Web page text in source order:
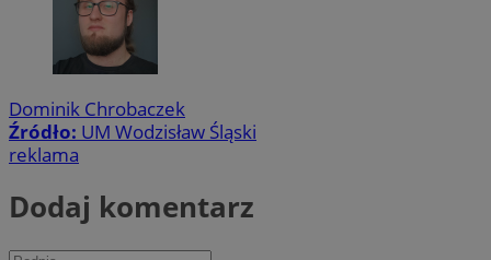
Dominik Chrobaczek
Źródło: UM Wodzisław Śląski
reklama
Dodaj komentarz